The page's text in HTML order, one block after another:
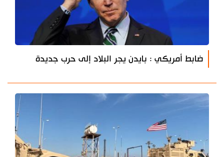
ضابط أمريكي : بايدن يجر البلاد إلى حرب جديدة